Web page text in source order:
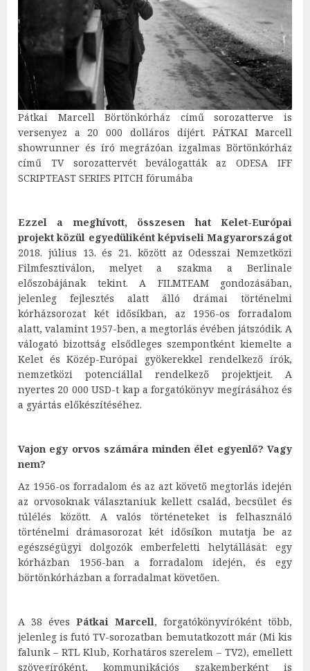
Pátkai Marcell Börtönkórház című sorozatterve is
versenyez a 20 000 dolláros díjért. PÁTKAI Marcell
showrunner és író megrázóan izgalmas Börtönkórház
című TV sorozattervét beválogatták az ODESA IFF
SCRIPTEAST SERIES PITCH fórumába
Ezzel a meghívott, összesen hat Kelet-Európai
projekt közül egyedüliként képviseli Magyarországot
2018. július 13. és 21. között az Odesszai Nemzetközi
Filmfesztiválon, melyet a szakma a Berlinale
előszobájának tekint. A FILMTEAM gondozásában,
jelenleg fejlesztés alatt álló drámai történelmi
kórházsorozat két idősíkban, az 1956-os forradalom
alatt, valamint 1957-ben, a megtorlás évében játszódik. A
válogató bizottság elsődleges szempontként kiemelte a
Kelet és Közép-Európai gyökerekkel rendelkező írók,
nemzetközi potenciállal rendelkező projektjeit. A
nyertes 20 000 USD-t kap a forgatókönyv megírásához és
a gyártás előkészítéséhez.
Vajon egy orvos számára minden élet egyenlő? Vagy
nem?
Az 1956-os forradalom és az azt követő megtorlás idején
az orvosoknak választaniuk kellett család, becsület és
túlélés között. A valós történeteket is felhasználó
történelmi drámasorozat két idősíkon mutatja be az
egészségügyi dolgozók emberfeletti helytállását: egy
kórházban 1956-ban a forradalom idején, és egy
börtönkórházban a forradalmat követően.
A 38 éves Pátkai Marcell, forgatókönyvíróként több,
jelenleg is futó TV-sorozatban bemutatkozott már (Mi kis
falunk – RTL Klub, Korhatáros szerelem – TV2), emellett
szövegíróként, kommunikációs szakemberként is